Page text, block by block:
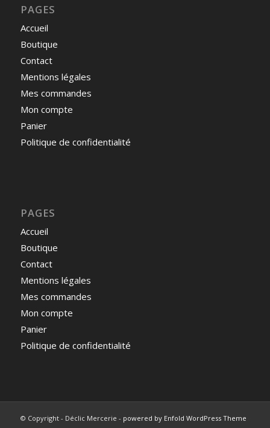
PAGES
Accueil
Boutique
Contact
Mentions légales
Mes commandes
Mon compte
Panier
Politique de confidentialité
PAGES
Accueil
Boutique
Contact
Mentions légales
Mes commandes
Mon compte
Panier
Politique de confidentialité
© Copyright - Déclic Mercerie - powered by Enfold WordPress Theme